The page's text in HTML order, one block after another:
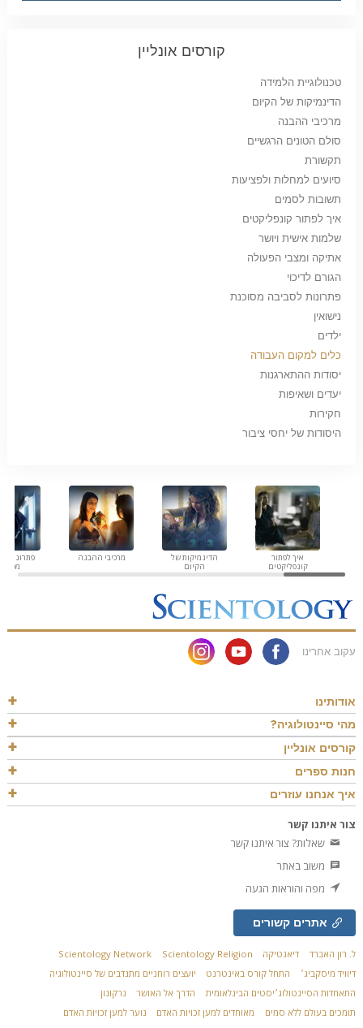
קורסים אונליין
טכנולוגיית הלמידה
הדינמיקות של הקיום
מרכיבי ההבנה
סולם הטונים הרגשיים
תקשורת
סיועים למחלות ולפציעות
תשובות לסמים
איך לפתור קונפליקטים
שלמות אישית ויושר
אתיקה ומצבי הפעולה
הגורם לדיכוי
פתרונות לסביבה מסוכנת
נישואין
ילדים
כלים למקום העבודה
יסודות ההתארגנות
יעדים ושאיפות
חקירות
היסודות של יחסי ציבור
איך לפתור
קונפליקטים
הדינמיקות של
הקיום
מרכיבי ההבנה
פתרונות
עקוב אחרינו
אודותינו
מהי סיינטולוגיה?
קורסים אונליין
חנות ספרים
איך אנחנו עוזרים
צור איתנו קשר
שאלות? צור איתנו קשר
משוב באתר
מפה והוראות הגעה
אתרים קשורים
ל. רון האברד דיאנטיקה Scientology Network
Scientology Religion
דיוויד מיסקביג׳
התחל קורס באינטרנט
יועצים רוחניים מתנדבים של סיינטולוגיה
התאחדות הסיינטולוג׳יסטים הבינלאומית
הדרך אל האושר
נרקונון
תומכים בעולם ללא סמים
מאוחדים למען זכויות האדם
נוער למען זכויות האדם